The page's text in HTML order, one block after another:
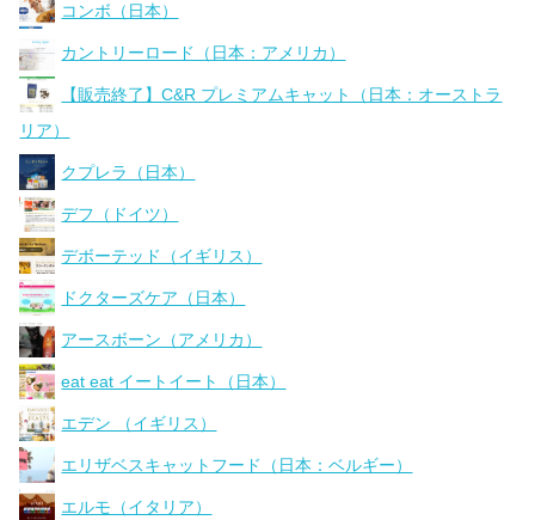
コンボ（日本）
カントリーロード（日本：アメリカ）
【販売終了】C&R プレミアムキャット（日本：オーストラ
リア）
クプレラ（日本）
デフ（ドイツ）
デボーテッド（イギリス）
ドクターズケア（日本）
アースボーン（アメリカ）
eat eat イートイート（日本）
エデン （イギリス）
エリザベスキャットフード（日本：ベルギー）
エルモ（イタリア）